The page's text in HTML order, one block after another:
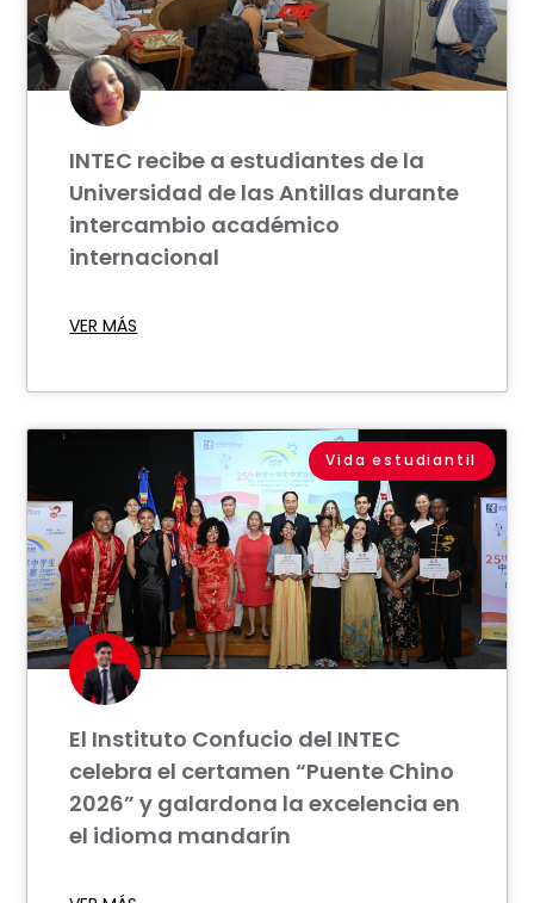
INTEC recibe a estudiantes de la
Universidad de las Antillas durante
intercambio académico
internacional
VER MÁS
Vida estudiantil
El Instituto Confucio del INTEC
celebra el certamen “Puente Chino
2026” y galardona la excelencia en
el idioma mandarín